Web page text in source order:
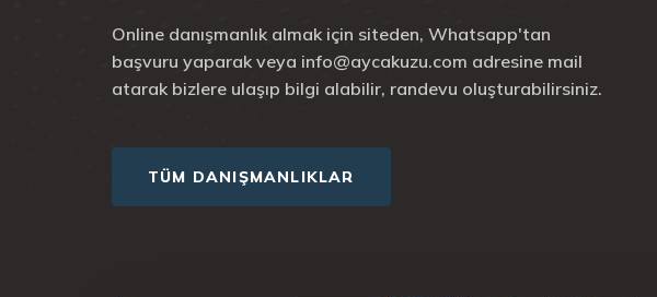
Online danışmanlık almak için siteden, Whatsapp'tan
başvuru yaparak veya info@aycakuzu.com adresine mail
atarak bizlere ulaşıp bilgi alabilir, randevu oluşturabilirsiniz.
TÜM DANIŞMANLIKLAR